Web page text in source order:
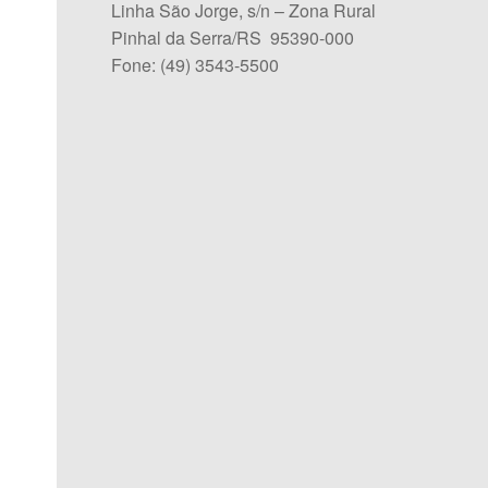
Linha São Jorge, s/n – Zona Rural
Pinhal da Serra/RS 95390-000
Fone: (49) 3543-5500